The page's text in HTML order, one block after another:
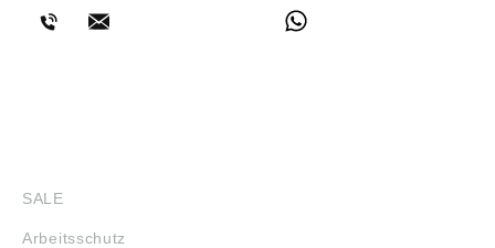
SALE
Arbeitsschutz